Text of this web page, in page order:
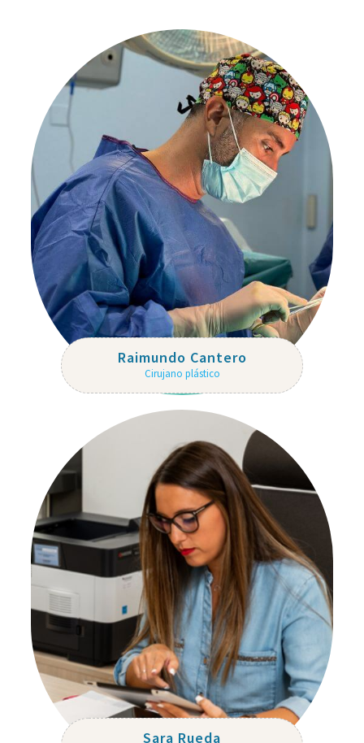
Raimundo Cantero
Cirujano plástico
Sara Rueda